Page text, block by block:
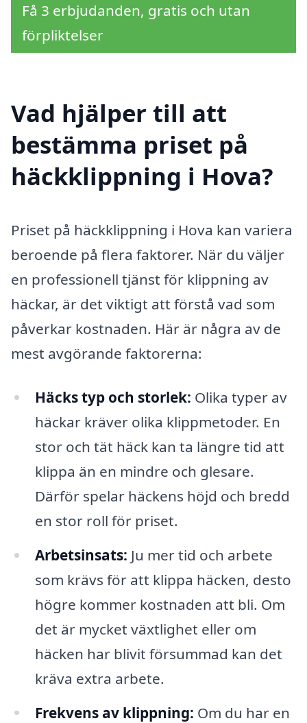
Få 3 erbjudanden, gratis och utan
förpliktelser
Vad hjälper till att
bestämma priset på
häckklippning i Hova?
Priset på häckklippning i Hova kan variera
beroende på flera faktorer. När du väljer
en professionell tjänst för klippning av
häckar, är det viktigt att förstå vad som
påverkar kostnaden. Här är några av de
mest avgörande faktorerna:
Häcks typ och storlek: Olika typer av
häckar kräver olika klippmetoder. En
stor och tät häck kan ta längre tid att
klippa än en mindre och glesare.
Därför spelar häckens höjd och bredd
en stor roll för priset.
Arbetsinsats: Ju mer tid och arbete
som krävs för att klippa häcken, desto
högre kommer kostnaden att bli. Om
det är mycket växtlighet eller om
häcken har blivit försummad kan det
kräva extra arbete.
Frekvens av klippning: Om du har en